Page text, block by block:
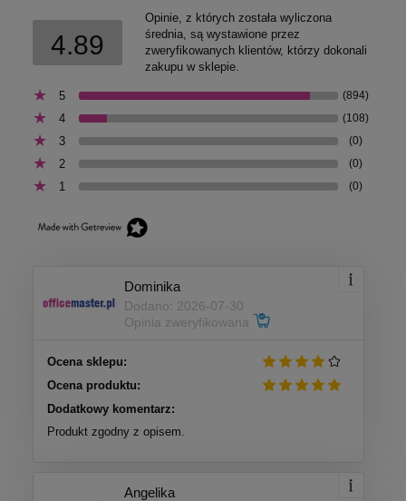
4.89
Opinie, z których została wyliczona
średnia, są wystawione przez
zweryfikowanych klientów, którzy dokonali
zakupu w sklepie.
5 (894)
4 (108)
3 (0)
2 (0)
1 (0)
Dominika
Dodano: 2026-07-30
Opinia zweryfikowana
Ocena sklepu:
Ocena produktu:
Dodatkowy komentarz:
Produkt zgodny z opisem.
Angelika